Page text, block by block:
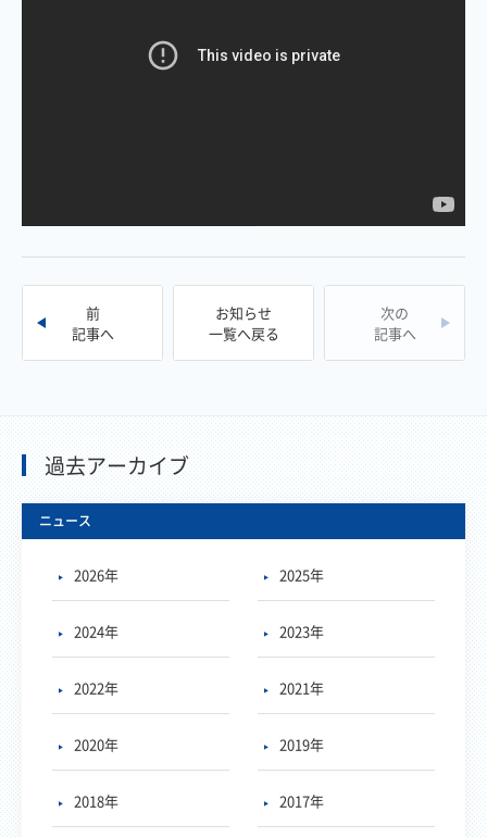
前
記事へ
お知らせ
一覧へ戻る
次の
記事へ
過去アーカイブ
ニュース
2026年 2025年
2024年 2023年
2022年 2021年
2020年 2019年
2018年 2017年